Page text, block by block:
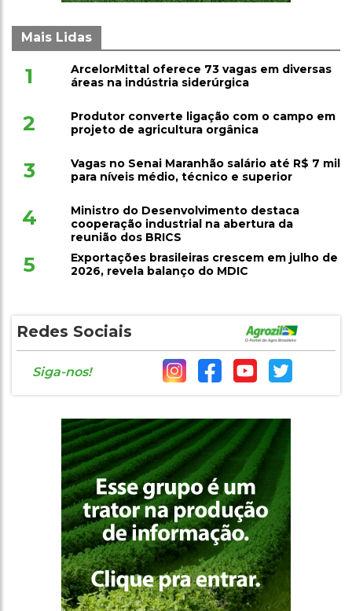
Mais Lidas
1
ArcelorMittal oferece 73 vagas em diversas
áreas na indústria siderúrgica
2
Produtor converte ligação com o campo em
projeto de agricultura orgânica
3
Vagas no Senai Maranhão salário até R$ 7 mil
para níveis médio, técnico e superior
4
Ministro do Desenvolvimento destaca
cooperação industrial na abertura da
reunião dos BRICS
5
Exportações brasileiras crescem em julho de
2026, revela balanço do MDIC
Redes Sociais
Siga-nos!